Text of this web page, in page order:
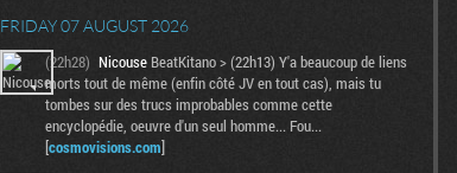
FRIDAY 07 AUGUST 2026
(22h28) Nicouse BeatKitano > (22h13) Y'a beaucoup de liens
morts tout de même (enfin côté JV en tout cas), mais tu
tombes sur des trucs improbables comme cette
encyclopédie, oeuvre d'un seul homme... Fou...
[cosmovisions.com]